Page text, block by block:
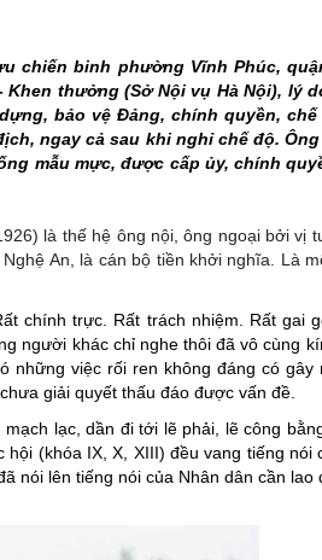
chiến binh phường Vĩnh Phúc,
thưởng (Sở Nội vụ Hà Nội), lý
bảo vệ Đảng, chính quyền,
ngay cả sau khi nghỉ chế độ.
mẫu mực, được cấp ủy, chính
là thế hệ ông nội, ông ngoại bởi vị
An, là cán bộ tiền khởi nghĩa. Là
chính trực. Rất trách nhiệm. Rất gai
người khác chỉ nghe thôi đã vô cùng
việc rối ren không đáng có gây
giải quyết thấu đáo được vấn đề.
lạc, dần đi tới lẽ phải, lẽ công
(khóa IX, X, XIII) đều vang tiếng nói
nói lên tiếng nói của Nhân dân cần lao